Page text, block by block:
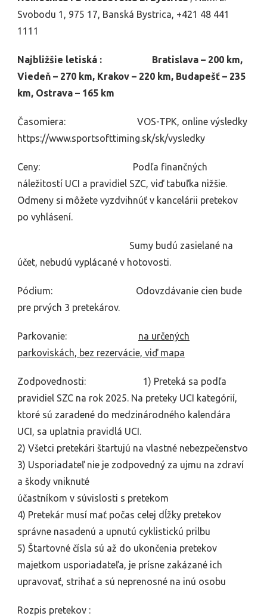
Svobodu 1, 975 17, Banská Bystrica, +421 48 441
1111
Najbližšie letiská : Bratislava – 200 km,
Viedeň – 270 km, Krakov – 220 km, Budapešť – 235
km, Ostrava – 165 km
Časomiera: VOS-TPK, online výsledky
https://www.sportsofttiming.sk/sk/vysledky
Ceny: Podľa finančných
náležitostí UCI a pravidiel SZC, viď tabuľka nižšie.
Odmeny si môžete vyzdvihnúť v kancelárii pretekov
po vyhlásení.
Sumy budú zasielané na
účet, nebudú vyplácané v hotovosti.
Pódium: Odovzdávanie cien bude
pre prvých 3 pretekárov.
Parkovanie: na určených
parkoviskách, bez rezervácie, viď mapa
Zodpovednosti: 1) Preteká sa podľa
pravidiel SZC na rok 2025. Na preteky UCI kategórií,
ktoré sú zaradené do medzinárodného kalendára
UCI, sa uplatnia pravidlá UCI.
2) Všetci pretekári štartujú na vlastné nebezpečenstvo
3) Usporiadateľ nie je zodpovedný za ujmu na zdraví
a škody vniknuté
účastníkom v súvislosti s pretekom
4) Pretekár musí mať počas celej dĺžky pretekov
správne nasadenú a upnutú cyklistickú prilbu
5) Štartovné čísla sú až do ukončenia pretekov
majetkom usporiadateľa, je prísne zakázané ich
upravovať, strihať a sú neprenosné na inú osobu
Rozpis pretekov :